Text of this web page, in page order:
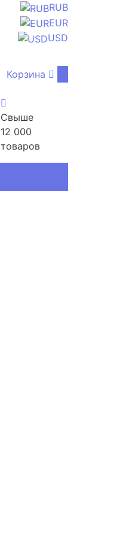
RUB
EUR
USD
Корзина
Свыше
12 000
товаров